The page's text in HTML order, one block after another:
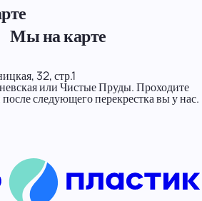
Мы на карте
32, стр.1
или Чистые Пруды. Проходите
следующего перекрестка вы у нас.